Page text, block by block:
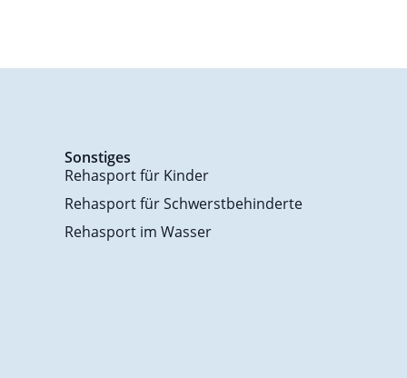
Sonstiges
Rehasport für Kinder
Rehasport für Schwerstbehinderte
Rehasport im Wasser